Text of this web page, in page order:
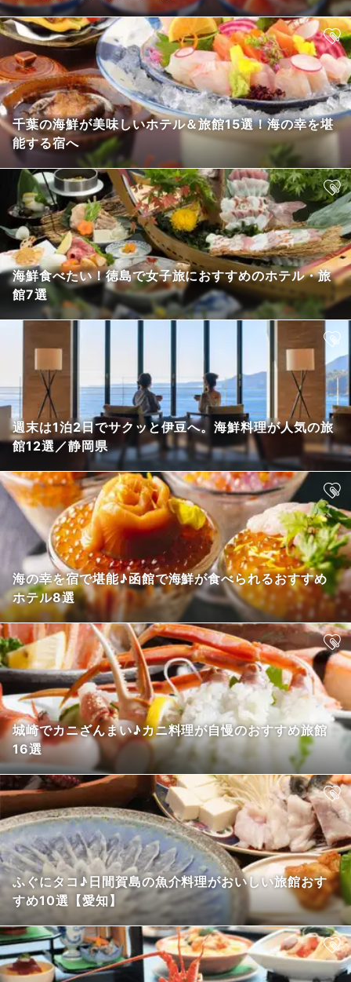
千葉の海鮮が美味しいホテル＆旅館15選！海の幸を堪
能する宿へ
海鮮食べたい！徳島で女子旅におすすめのホテル・旅
館7選
週末は1泊2日でサクッと伊豆へ。海鮮料理が人気の旅
館12選／静岡県
海の幸を宿で堪能♪函館で海鮮が食べられるおすすめ
ホテル8選
城崎でカニざんまい♪カニ料理が自慢のおすすめ旅館
16選
ふぐにタコ♪日間賀島の魚介料理がおいしい旅館おす
すめ10選【愛知】